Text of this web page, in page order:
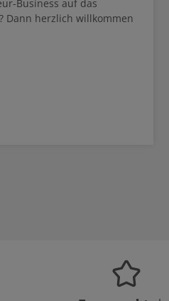
Business auf das
Dann herzlich willkommen